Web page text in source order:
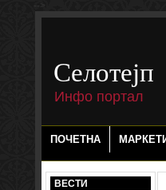
-->
Селотејп
Инфо портал
ПОЧЕТНА
ВЕСТИ